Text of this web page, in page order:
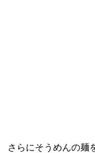
さらにそうめんの麺